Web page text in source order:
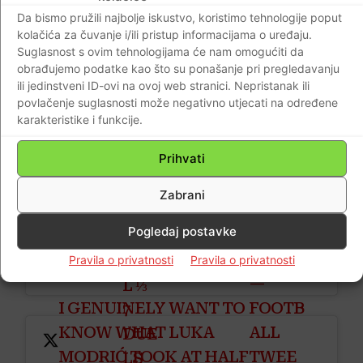
Da bismo pružili najbolje iskustvo, koristimo tehnologije poput
kolačića za čuvanje i/ili pristup informacijama o uređaju.
Suglasnost s ovim tehnologijama će nam omogućiti da
obrađujemo podatke kao što su ponašanje pri pregledavanju
ili jedinstveni ID-ovi na ovoj web stranici. Nepristanak ili
povlačenje suglasnosti može negativno utjecati na određene
karakteristike i funkcije.
Prihvati
Zabrani
Pogledaj postavke
Pravila o privatnosti Pravila o privatnosti
nogometni svijet, a ovo su najbolje reakcije
s Twittera:
WORLD CLASS
@BENZEMA
@LUKAMODRIC10
HTTPS://T.CO/C90G
P1MWCZ
BARESI
(@FBARES
9, 2022
Kliknite da biste prihvatili marketing
kolačiće i omogućili ovaj sadržaj
I GENUINELY WANT TO
KNOW WHAT LUKA
MODRIĆ TOOK AT HALF
—
FOOTB
ALL
TWEE
CY
69
PAS
SES
12
PAS
O
THE
FINA
L ⅓
7
DUE
LS